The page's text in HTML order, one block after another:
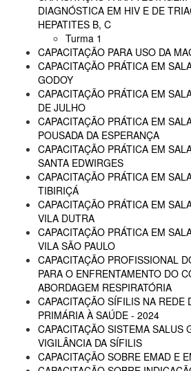
DIAGNÓSTICA EM HIV E DE
HEPATITES B, C
Turma 1
CAPACITAÇÃO PARA USO DA
CAPACITAÇÃO PRÁTICA EM
GODOY
CAPACITAÇÃO PRÁTICA EM
DE JULHO
CAPACITAÇÃO PRÁTICA EM
POUSADA DA ESPERANÇA
CAPACITAÇÃO PRÁTICA EM
SANTA EDWIRGES
CAPACITAÇÃO PRÁTICA EM
TIBIRIÇÁ
CAPACITAÇÃO PRÁTICA EM
VILA DUTRA
CAPACITAÇÃO PRÁTICA EM
VILA SÃO PAULO
CAPACITAÇÃO PROFISSIONAL
PARA O ENFRENTAMENTO DO
ABORDAGEM RESPIRATÓRIA
CAPACITAÇÃO SÍFILIS NA REDE
PRIMÁRIA À SAÚDE - 2024
CAPACITAÇÃO SISTEMA SALUS
VIGILÂNCIA DA SÍFILIS
CAPACITAÇÃO SOBRE EMAD E